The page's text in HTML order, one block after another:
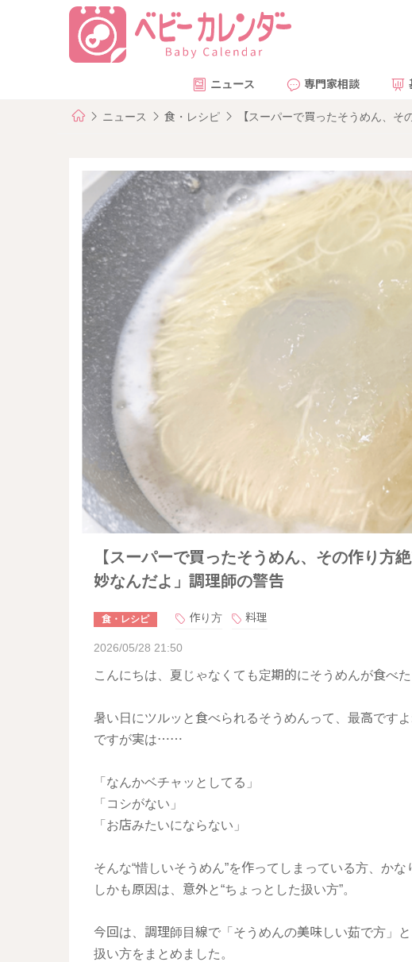
ニュース 専門家相談
ニュース 食・レシピ 【スーパーで買ったそうめん、
【スーパーで買ったそうめん、その作り方
妙なんだよ」調理師の警告
食・レシピ 作り方 料理
2026/05/28 21:50
こんにちは、夏じゃなくても定期的にそうめんが食べ
暑い日にツルッと食べられるそうめんって、最高ですよ
ですが実は……
「なんかベチャッとしてる」
「コシがない」
「お店みたいにならない」
そんな“惜しいそうめん”を作ってしまっている方、かな
しかも原因は、意外と“ちょっとした扱い方”。
今回は、調理師目線で「そうめんの美味しい茹で方」
扱い方をまとめました。